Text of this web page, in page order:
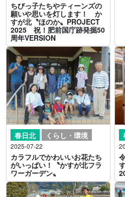
ちびっ子たちやティーンズの
願いや思いを灯します！ か
すが北〝ほのか〟PROJECT
2025 祝！肥前国庁跡発掘50
周年VERSION
春日北 くらし・環境
2025-07-22
カラフルでかわいいお花たち
がいっぱい！〝かすが北フラ
ワーガーデン〟